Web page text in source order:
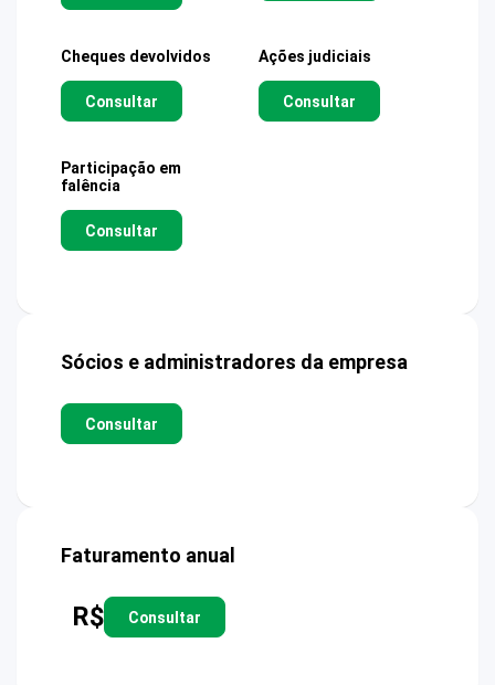
Cheques devolvidos
Consultar
Ações judiciais
Consultar
Participação em
falência
Consultar
Sócios e administradores da empresa
Consultar
Faturamento anual
R$ Consultar